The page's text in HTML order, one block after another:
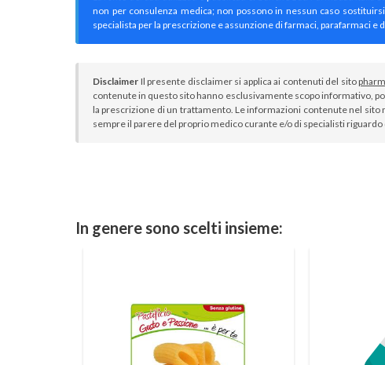
non per consulenza medica; non possono in nessun caso
specialista per la prescrizione e assunzione di farmaci, parafarmaci e
Disclaimer Il presente disclaimer si applica ai contenuti del sito
contenute in questo sito hanno esclusivamente scopo informativo,
la prescrizione di un trattamento. Le informazioni contenute nel
sempre il parere del proprio medico curante e/o di specialisti
In genere sono scelti insieme: